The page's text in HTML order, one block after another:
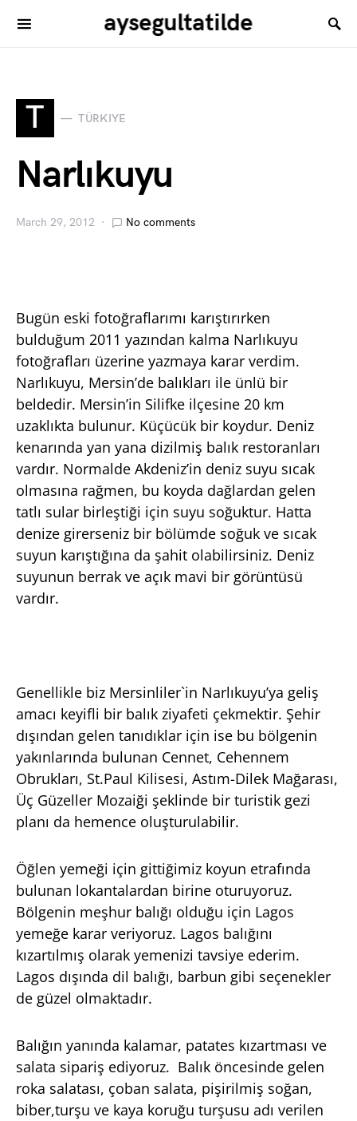
aysegultatilde
T TÜRKIYE
Narlıkuyu
March 29, 2012 No comments
Bugün eski fotoğraflarımı karıştırırken
bulduğum 2011 yazından kalma Narlıkuyu
fotoğrafları üzerine yazmaya karar verdim.
Narlıkuyu, Mersin’de balıkları ile ünlü bir
beldedir. Mersin’in Silifke ilçesine 20 km
uzaklıkta bulunur. Küçücük bir koydur. Deniz
kenarında yan yana dizilmiş balık restoranları
vardır. Normalde Akdeniz’in deniz suyu sıcak
olmasına rağmen, bu koyda dağlardan gelen
tatlı sular birleştiği için suyu soğuktur. Hatta
denize girerseniz bir bölümde soğuk ve sıcak
suyun karıştığına da şahit olabilirsiniz. Deniz
suyunun berrak ve açık mavi bir görüntüsü
vardır.
Genellikle biz Mersinliler`in Narlıkuyu’ya geliş
amacı keyifli bir balık ziyafeti çekmektir. Şehir
dışından gelen tanıdıklar için ise bu bölgenin
yakınlarında bulunan Cennet, Cehennem
Obrukları, St.Paul Kilisesi, Astım-Dilek Mağarası,
Üç Güzeller Mozaiği şeklinde bir turistik gezi
planı da hemence oluşturulabilir.
Öğlen yemeği için gittiğimiz koyun etrafında
bulunan lokantalardan birine oturuyoruz.
Bölgenin meşhur balığı olduğu için Lagos
yemeğe karar veriyoruz. Lagos balığını
kızartılmış olarak yemenizi tavsiye ederim.
Lagos dışında dil balığı, barbun gibi seçenekler
de güzel olmaktadır.
Balığın yanında kalamar, patates kızartması ve
salata sipariş ediyoruz. Balık öncesinde gelen
roka salatası, çoban salata, pişirilmiş soğan,
biber,turşu ve kaya koruğu turşusu adı verilen